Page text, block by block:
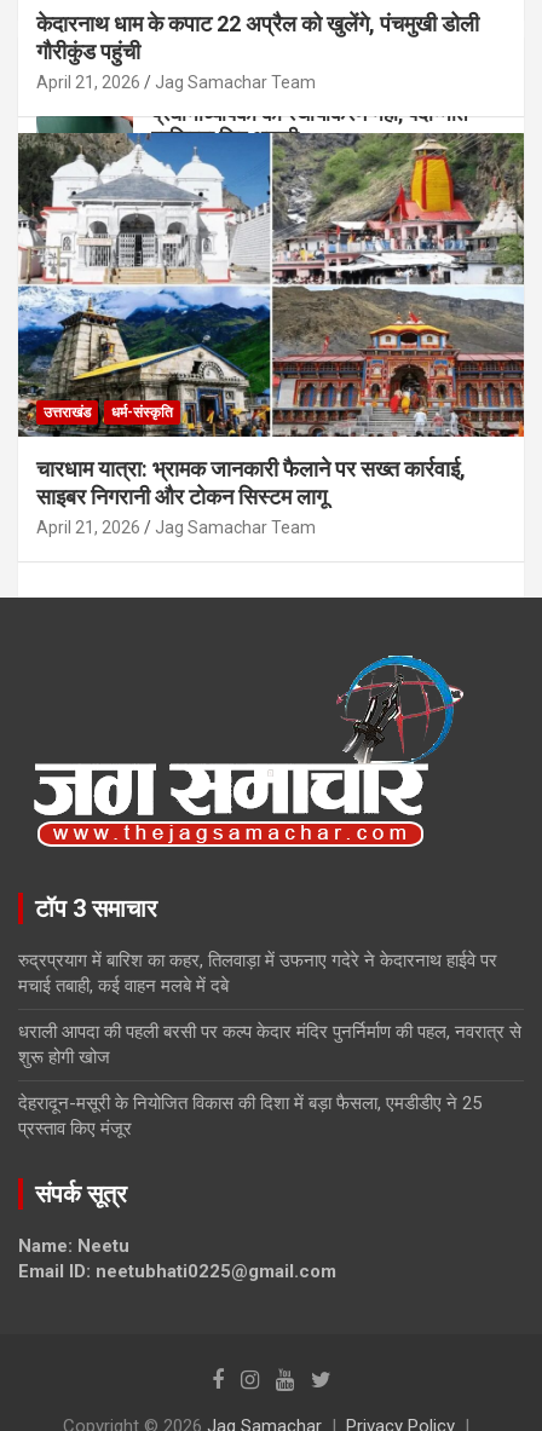
उत्तराखंड शिक्षा विभाग: 5 साल बाद भी हाईस्कूल
प्रधानाध्यापकों का स्थायीकरण नहीं, पदोन्नति
प्रक्रिया फिर अटकी
August 5, 2026 Jag Samachar Team
केदारनाथ धाम के कपाट 22 अप्रैल को खुलेंगे, पंचमुखी डोली
गौरीकुंड पहुंची
April 21, 2026 Jag Samachar Team
उत्तराखंड धर्म-संस्कृति
चारधाम यात्रा: भ्रामक जानकारी फैलाने पर सख्त कार्रवाई,
साइबर निगरानी और टोकन सिस्टम लागू
April 21, 2026 Jag Samachar Team
टॉप 3 समाचार
रुद्रप्रयाग में बारिश का कहर, तिलवाड़ा में उफनाए गदेरे ने केदारनाथ हाईवे पर
मचाई तबाही, कई वाहन मलबे में दबे
धराली आपदा की पहली बरसी पर कल्प केदार मंदिर पुनर्निर्माण की पहल, नवरात्र से
शुरू होगी खोज
देहरादून-मसूरी के नियोजित विकास की दिशा में बड़ा फैसला, एमडीडीए ने 25
प्रस्ताव किए मंजूर
संपर्क सूत्र
Name: Neetu
Email ID: neetubhati0225@gmail.com
Copyright © 2026 Jag Samachar Privacy Policy